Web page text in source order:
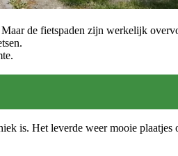
de fietspaden zijn werkelijk
is. Het leverde weer mooie